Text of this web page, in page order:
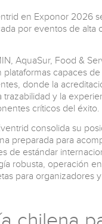
en Exponor 2026
por eventos de alta
AquaSur, Food &
capaces
donde la
trazabilidad y la
críticos del éxito.
consolida su
preparada para
de estándar
robusta, operación
para organizadores y